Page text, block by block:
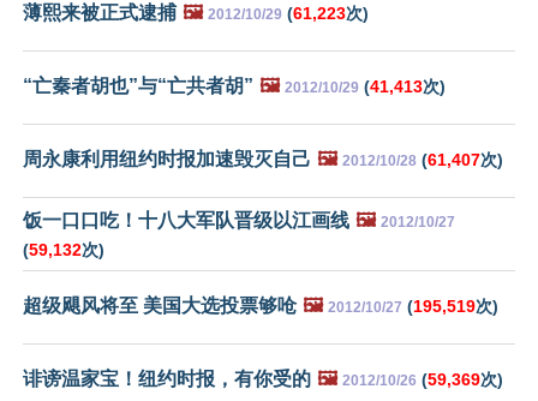
薄熙来被正式逮捕 🖼️ 2012/10/29 (61,223次)
“亡秦者胡也”与“亡共者胡” 🖼️ 2012/10/29 (41,413次)
周永康利用纽约时报加速毁灭自己 🖼️ 2012/10/28 (61,407次)
饭一口口吃！十八大军队晋级以江画线 🖼️ 2012/10/27
(59,132次)
超级飓风将至 美国大选投票够呛 🖼️ 2012/10/27 (195,519次)
诽谤温家宝！纽约时报，有你受的 🖼️ 2012/10/26 (59,369次)